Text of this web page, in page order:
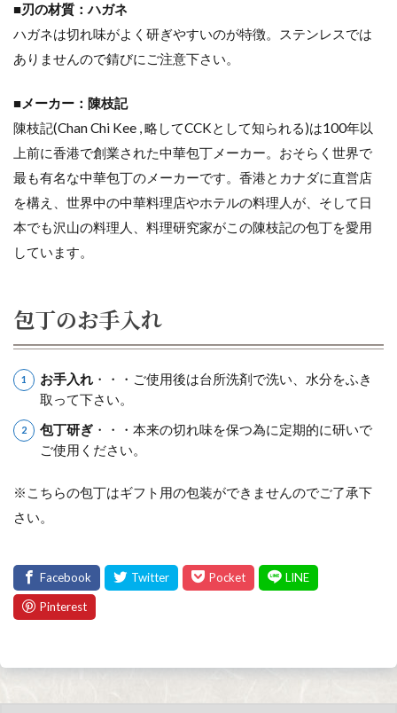
■刃の材質：ハガネ
ハガネは切れ味がよく研ぎやすいのが特徴。ステンレスでは
ありませんので錆びにご注意下さい。
■メーカー：陳枝記
陳枝記(Chan Chi Kee , 略してCCKとして知られる)は100年以
上前に香港で創業された中華包丁メーカー。おそらく世界で
最も有名な中華包丁のメーカーです。香港とカナダに直営店
を構え、世界中の中華料理店やホテルの料理人が、そして日
本でも沢山の料理人、料理研究家がこの陳枝記の包丁を愛用
しています。
包丁のお手入れ
お手入れ・・・ご使用後は台所洗剤で洗い、水分をふき
取って下さい。
包丁研ぎ・・・本来の切れ味を保つ為に定期的に研いで
ご使用ください。
※こちらの包丁はギフト用の包装ができませんのでご了承下
さい。